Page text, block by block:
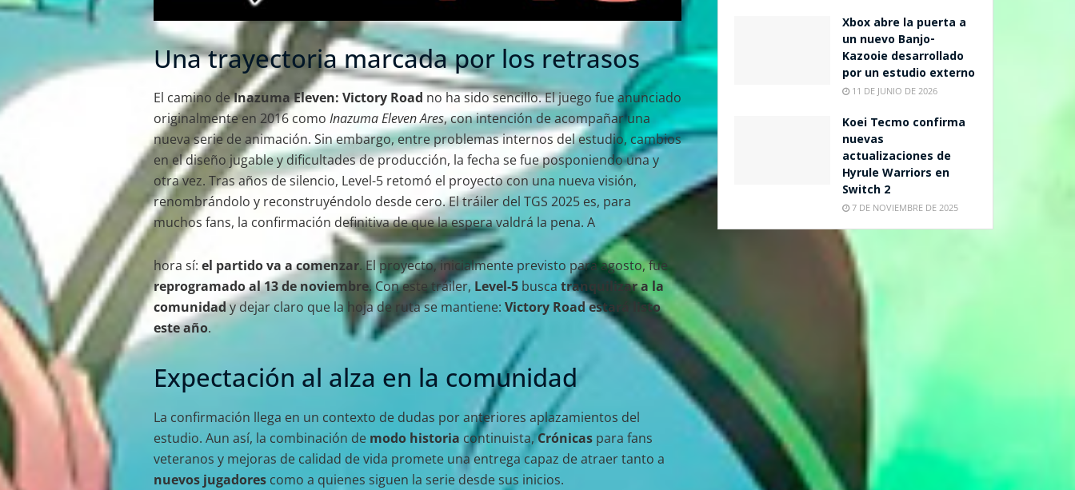
Una trayectoria marcada por los retrasos
El camino deInazuma Eleven: Victory Road no ha sido sencillo. El juego fue anunciado
originalmente en 2016 como Inazuma Eleven Ares, con intención de acompañar una
nueva serie de animación. Sin embargo, entre problemas internos del estudio, cambios
en el diseño jugable y dificultades de producción, la fecha se fue posponiendo una y
otra vez. Tras años de silencio, Level-5 retomó el proyecto con una nueva visión,
renombrándolo y reconstruyéndolo desde cero. El tráiler del TGS 2025 es, para
muchos fans, la confirmación definitiva de que la espera valdrá la pena. A
hora sí: el partido va a comenzar. El proyecto, inicialmente previsto para agosto, fue
reprogramado al 13 de noviembre. Con este tráiler,Level-5 busca tranquilizar a la
comunidady dejar claro que la hoja de ruta se mantiene: Victory Road estará listo
este año.
Expectación al alza en la comunidad
La confirmación llega en un contexto de dudas por anteriores aplazamientos del
estudio. Aun así, la combinación de modo historia continuista,Crónicas para fans
veteranos y mejoras de calidad de vida promete una entrega capaz de atraer tanto a
nuevos jugadores como a quienes siguen la serie desde sus inicios.
Xbox abre la puerta a
un nuevo Banjo-
Kazooie desarrollado
por un estudio externo
11 DE JUNIO DE 2026
Koei Tecmo confirma
nuevas
actualizaciones de
Hyrule Warriors en
Switch 2
7 DE NOVIEMBRE DE 2025